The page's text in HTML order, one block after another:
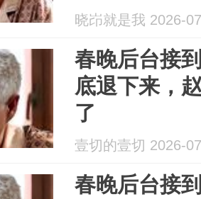
晓岇就是我 2026-
春晚后台接
底退下来，
了
壹切的壹切 2026-
春晚后台接